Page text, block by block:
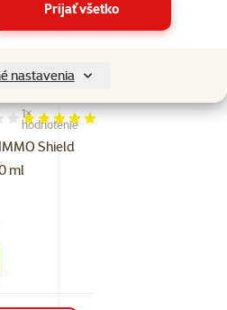
Prijať všetko
nastavenia
Shield
ml
100%, počet hodnotení: 1
1×
hodnotenie